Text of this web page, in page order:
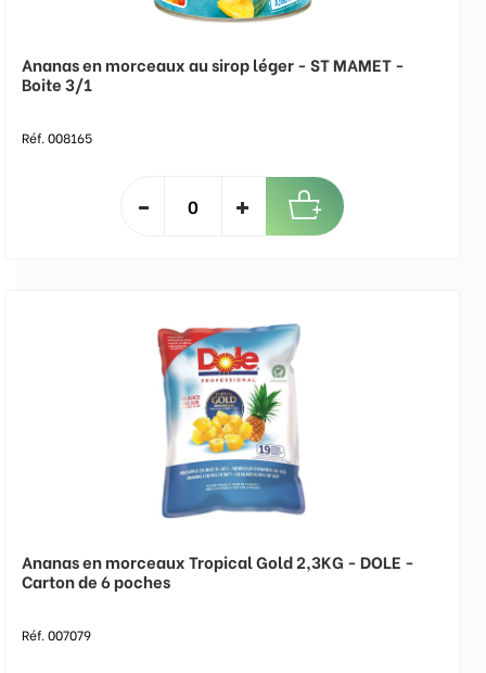
Ananas en morceaux au sirop léger - ST MAMET -
Boite 3/1
Réf. 008165
Ananas en morceaux Tropical Gold 2,3KG - DOLE -
Carton de 6 poches
Réf. 007079